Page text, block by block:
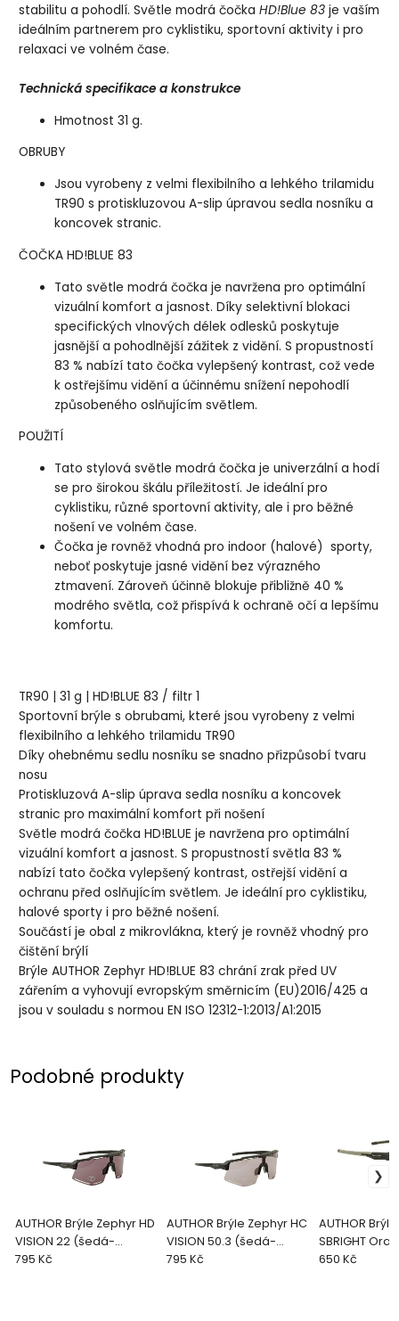
stabilitu a pohodlí. Světle modrá čočkaHD!Blue 83 je vaším
ideálním partnerem pro cyklistiku, sportovní aktivity i pro
relaxaci ve volném čase.
Technická specifikace a konstrukce
Hmotnost 31 g.
OBRUBY
Jsou vyrobeny z velmi flexibilního a lehkého trilamidu
TR90 s protiskluzovou A-slip úpravou sedla nosníku a
koncovek stranic.
ČOČKA HD!BLUE 83
Tato světle modrá čočka je navržena pro optimální
vizuální komfort a jasnost. Díky selektivní blokaci
specifických vlnových délek odlesků poskytuje
jasnější a pohodlnější zážitek z vidění. S propustností
83 % nabízí tato čočka vylepšený kontrast, což vede
k ostřejšímu vidění a účinnému snížení nepohodlí
způsobeného oslňujícím světlem.
POUŽITÍ
Tato stylová světle modrá čočka je univerzální a hodí
se pro širokou škálu příležitostí. Je ideální pro
cyklistiku, různé sportovní aktivity, ale i pro běžné
nošení ve volném čase.
Čočka je rovněž vhodná pro indoor (halové) sporty,
neboť poskytuje jasné vidění bez výrazného
ztmavení. Zároveň účinně blokuje přibližně 40 %
modrého světla, což přispívá k ochraně očí a lepšímu
komfortu.
TR90 | 31 g | HD!BLUE 83 / filtr 1
Sportovní brýle s obrubami, které jsou vyrobeny z velmi
flexibilního a lehkého trilamidu TR90
Díky ohebnému sedlu nosníku se snadno přizpůsobí tvaru
nosu
Protiskluzová A-slip úprava sedla nosníku a koncovek
stranic pro maximální komfort při nošení
Světle modrá čočka HD!BLUE je navržena pro optimální
vizuální komfort a jasnost. S propustností světla 83 %
nabízí tato čočka vylepšený kontrast, ostřejší vidění a
ochranu před oslňujícím světlem. Je ideální pro cyklistiku,
halové sporty i pro běžné nošení.
Součástí je obal z mikrovlákna, který je rovněž vhodný pro
čištění brýlí
Brýle AUTHOR Zephyr HD!BLUE 83 chrání zrak před UV
zářením a vyhovují evropským směrnicím (EU)2016/425 a
jsou v souladu s normou EN ISO 12312-1:2013/A1:2015
Podobné produkty
AUTHOR Brýle Zephyr HD
VISION 22 (šedá-
matná)
795 Kč
AUTHOR Brýle Zephyr HC
VISION 50.3 (šedá-
matná)
795 Kč
AUTHOR
SBRIGHT
65(šedá-
650 Kč